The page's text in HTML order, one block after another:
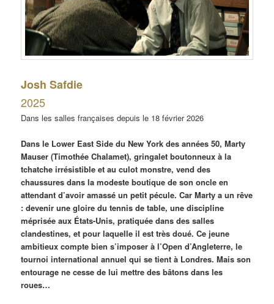
Josh Safdie
2025
Dans les salles françaises depuis le 18 février 2026
Dans le Lower East Side du New York des années 50, Marty
Mauser (Timothée Chalamet), gringalet boutonneux à la
tchatche irrésistible et au culot monstre, vend des
chaussures dans la modeste boutique de son oncle en
attendant d’avoir amassé un petit pécule. Car Marty a un rêve
: devenir une gloire du tennis de table, une discipline
méprisée aux États-Unis, pratiquée dans des salles
clandestines, et pour laquelle il est très doué. Ce jeune
ambitieux compte bien s’imposer à l’Open d’Angleterre, le
tournoi international annuel qui se tient à Londres. Mais son
entourage ne cesse de lui mettre des bâtons dans les
roues…